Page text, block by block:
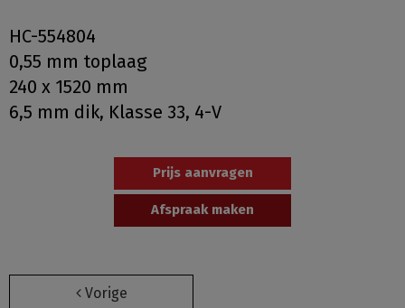
HC-554804
0,55 mm toplaag
240 x 1520 mm
6,5 mm dik, Klasse 33, 4-V
Prijs aanvragen
Afspraak maken
Vorige